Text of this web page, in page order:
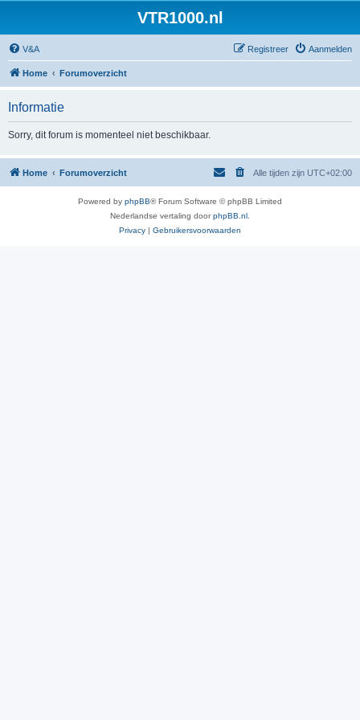
VTR1000.nl
V&A Aanmelden
Registreer
Home Forumoverzicht
Informatie
Sorry, dit forum is momenteel niet beschikbaar.
Home Forumoverzicht Alle tijden zijn UTC+02:00
Powered by phpBB® Forum Software © phpBB Limited
Nederlandse vertaling doorphpBB.nl
Privacy | Gebruikersvoorwaarden